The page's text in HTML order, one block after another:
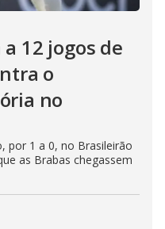
12 jogos de
o
no
por 1 a 0, no Brasileirão
as Brabas chegassem